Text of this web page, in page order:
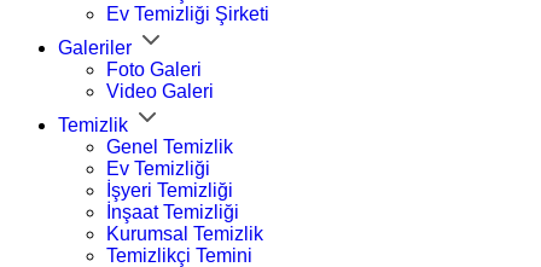
Ev Temizliği Şirketi
Galeriler
Foto Galeri
Video Galeri
Temizlik
Genel Temizlik
Ev Temizliği
İşyeri Temizliği
İnşaat Temizliği
Kurumsal Temizlik
Temizlikçi Temini